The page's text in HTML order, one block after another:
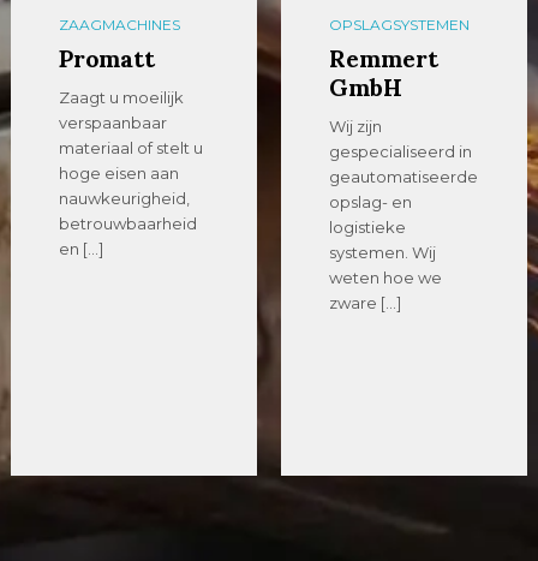
ZAAGMACHINES
Promatt
Zaagt u moeilijk
verspaanbaar
materiaal of stelt u
hoge eisen aan
nauwkeurigheid,
betrouwbaarheid
en […]
OPSLAGSYSTEMEN
Remmert
GmbH
Wij zijn
gespecialiseerd in
geautomatiseerde
opslag- en
logistieke
systemen. Wij
weten hoe we
zware […]